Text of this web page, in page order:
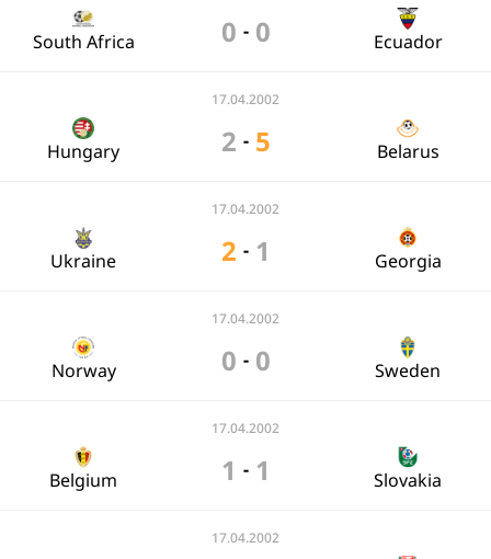
South Africa 0 - 0 Ecuador
17.04.2002
Hungary 2 - 5 Belarus
17.04.2002
Ukraine 2 - 1 Georgia
17.04.2002
Norway 0 - 0 Sweden
17.04.2002
Belgium 1 - 1 Slovakia
17.04.2002